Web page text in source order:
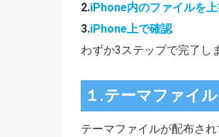
2.iPhone内のファイルを上
3.iPhone上で確認
わずか3ステップで完了し
１.テーマファイ
テーマファイルが配布され